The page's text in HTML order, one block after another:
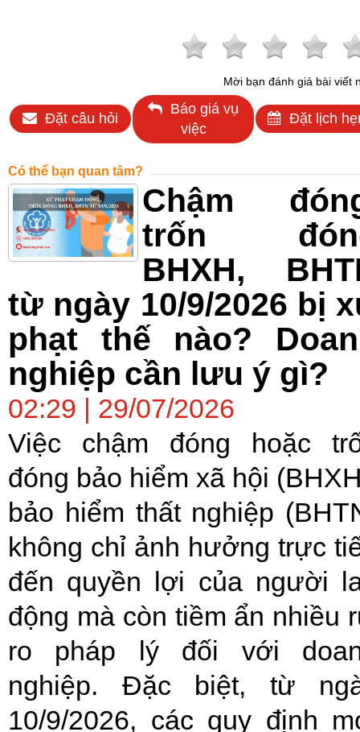
Mời bạn đánh giá bài viết
Đặt câu hỏi
Báo giá vụ
việc
Đặt lịch
Có thể bạn quan tâm?
Chậm
trốn
BHXH,
từ ngày 10/9/2026 bị
phạt thế nào?
nghiệp cần lưu ý gì?
02:29 | 29/07/2026
Việc chậm đóng hoặc
đóng bảo hiểm xã hội
bảo hiểm thất nghiệp
không chỉ ảnh hưởng trực
đến quyền lợi của người
động mà còn tiềm ẩn nhiều
ro pháp lý đối với
nghiệp. Đặc biệt, từ
10/9/2026, các quy định